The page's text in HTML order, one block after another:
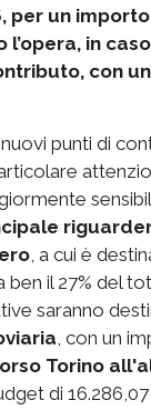
per un
in
con
punti di
, a cui è
ben il 27% del
saranno
, con un
Torino
di